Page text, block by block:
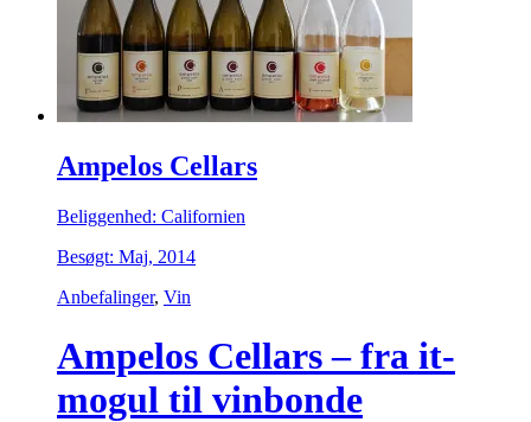
Ampelos Cellars
Beliggenhed: Californien
Besøgt: Maj, 2014
Anbefalinger, Vin
Ampelos Cellars – fra it-
mogul til vinbonde